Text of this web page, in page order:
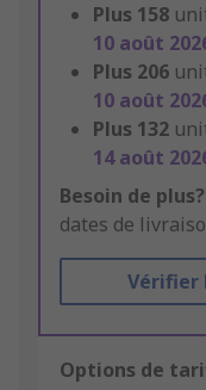
Plus 158
10 août
Plus 206
10 août
Plus 132
14 août
Besoin de plus?
dates de
Vérifier
Options de